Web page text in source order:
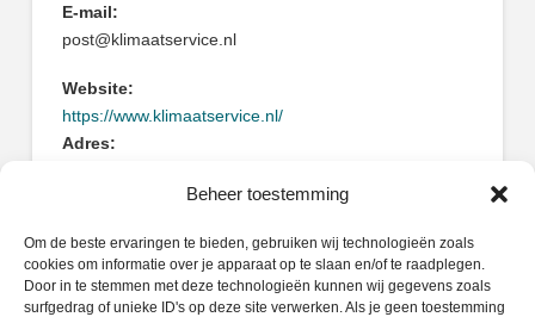
Beheer toestemming
Om de beste ervaringen te bieden, gebruiken wij technologieën zoals
cookies om informatie over je apparaat op te slaan en/of te raadplegen.
Door in te stemmen met deze technologieën kunnen wij gegevens zoals
surfgedrag of unieke ID's op deze site verwerken. Als je geen toestemming
E-mail:
post@klimaatservice.nl
Website:
https://www.klimaatservice.nl/
Adres:
3371XE Hardinxveld Giessendam